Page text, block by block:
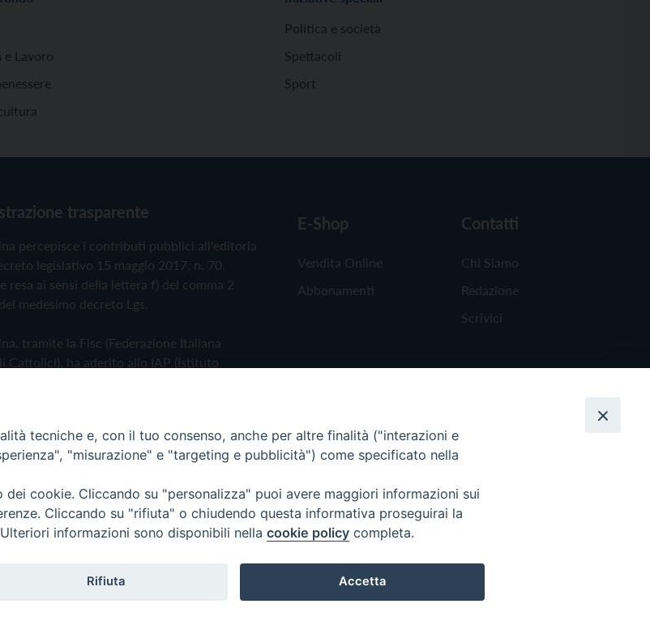
e Lavoro
Politica e società
Spettacoli
Sport
trasparente
percepisce i contributi pubblici all'editoria
legislativo 15 maggio 2017, n. 70.
resa ai sensi della lettera f) del comma 2
medesimo decreto Lgs.
tramite la Fisc (Federazione Italiana
Cattolici), ha aderito allo IAP (Istituto
Cookie Policy
E-Shop
Vendita Online
Abbonamenti
Contatti
Chi Siamo
Redazione
Scrivici
tecniche e, con il tuo consenso, anche per altre finalità ("interazioni e
"misurazione" e "targeting e pubblicità") come specificato nella
cookie. Cliccando su "personalizza" puoi avere maggiori informazioni sui
Cliccando su "rifiuta" o chiudendo questa informativa proseguirai la
informazioni sono disponibili nella cookie policy completa.
Rifiuta Accetta